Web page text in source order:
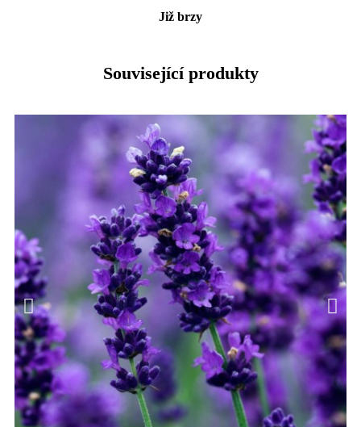
Již brzy
Související produkty